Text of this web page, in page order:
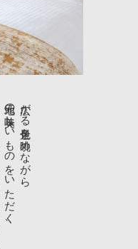
広がる景色を眺めながら、
地元の美味しいものをいただく、